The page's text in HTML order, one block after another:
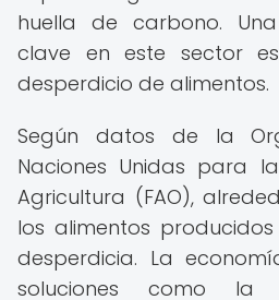
huella de carbono.
clave en este sector
desperdicio de alimentos.
Según datos de la
Naciones Unidas para
Agricultura (FAO),
los alimentos
desperdicia. La
soluciones como la